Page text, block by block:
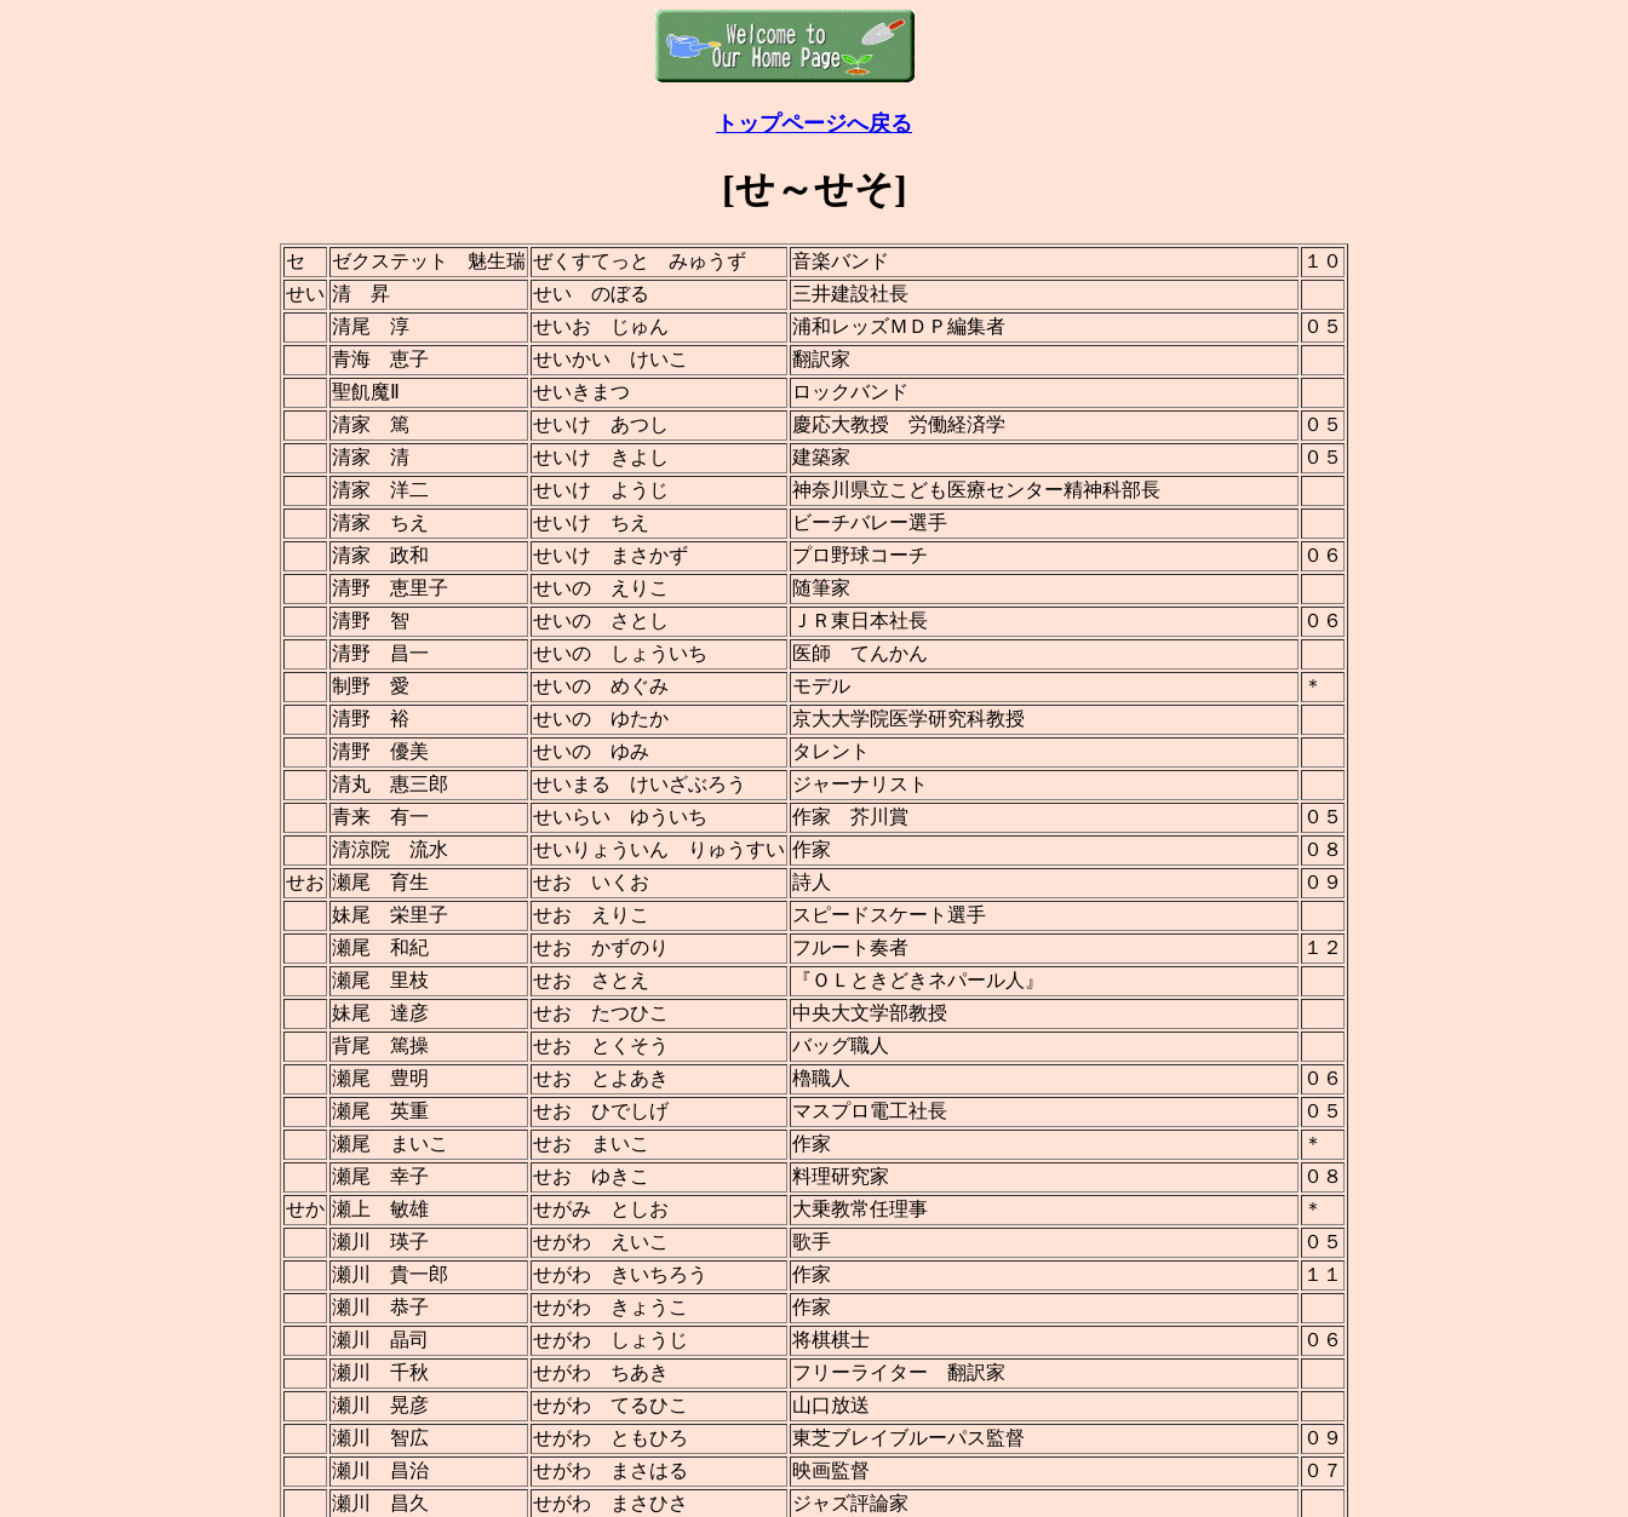
トップページへ戻る
[せ～せそ]
セ ゼクステット 魅生瑞 ぜくすてっと みゅうず 音楽バンド
１０
せい 清 昇 せい のぼる
三井建設社長
清尾 淳
せいお じゅん 浦和レッズＭＤＰ編集者
０５
青海 恵子
せいかい けいこ
翻訳家
聖飢魔Ⅱ
せいきまつ
ロックバンド
清家 篤
せいけ あつし 慶応大教授 労働経済学
０５
清家 清
せいけ きよし 建築家
０５
清家 洋二
せいけ ようじ
神奈川県立こども医療センター精神科部長
清家 ちえ
せいけ ちえ
ビーチバレー選手
清家 政和
せいけ まさかず プロ野球コーチ
０６
清野 恵里子
せいの えりこ
随筆家
清野 智
せいの さとし ＪＲ東日本社長
０６
清野 昌一
せいの しょういち
医師 てんかん
制野 愛
せいの めぐみ モデル
＊
清野 裕
せいの ゆたか
京大大学院医学研究科教授
清野 優美
せいの ゆみ
タレント
清丸 惠三郎
せいまる けいざぶろう
ジャーナリスト
青来 有一
せいらい ゆういち 作家 芥川賞
０５
清涼院 流水
せいりょういん りゅうすい 作家
０８
せお 瀬尾 育生 せお いくお 詩人
０９
妹尾 栄里子
せお えりこ
スピードスケート選手
瀬尾 和紀
せお かずのり フルート奏者
１２
瀬尾 里枝
せお さとえ
『ＯＬときどきネパール人』
妹尾 達彦
せお たつひこ
中央大文学部教授
背尾 篤操
せお とくそう
バッグ職人
瀬尾 豊明
せお とよあき 櫓職人
０６
瀬尾 英重
せお ひでしげ マスプロ電工社長
０５
瀬尾 まいこ
せお まいこ 作家
＊
瀬尾 幸子
せお ゆきこ 料理研究家
０８
せか 瀬上 敏雄 せがみ としお 大乗教常任理事
＊
瀬川 瑛子
せがわ えいこ 歌手
０５
瀬川 貴一郎
せがわ きいちろう 作家
１１
瀬川 恭子
せがわ きょうこ
作家
瀬川 晶司
せがわ しょうじ 将棋棋士
０６
瀬川 千秋
せがわ ちあき
フリーライター 翻訳家
瀬川 晃彦
せがわ てるひこ
山口放送
瀬川 智広
せがわ ともひろ 東芝ブレイブルーパス監督
０９
瀬川 昌治
せがわ まさはる 映画監督
０７
瀬川 昌久
せがわ まさひさ
ジャズ評論家